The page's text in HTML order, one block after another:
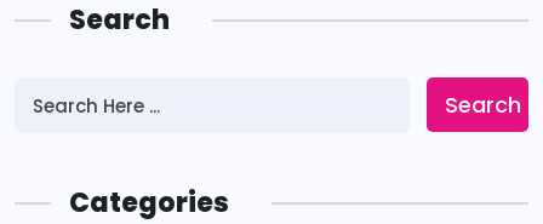
Search
Search
Categories